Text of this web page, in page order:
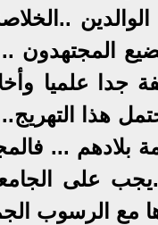
الوالدين
جدا علميا
هذا
بلادهم ...
..يجب على
مع الرسوب